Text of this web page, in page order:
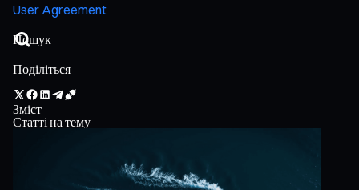
User Agreement
Поділіться
Зміст
Статті на тему